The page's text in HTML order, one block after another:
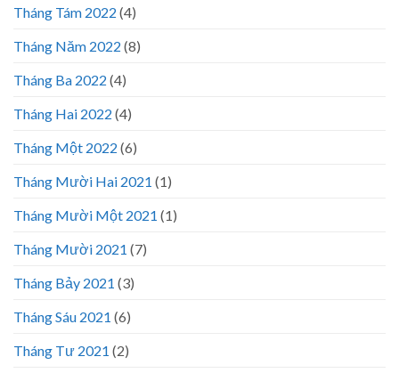
Tháng Tám 2022 (4)
Tháng Năm 2022 (8)
Tháng Ba 2022 (4)
Tháng Hai 2022 (4)
Tháng Một 2022 (6)
Tháng Mười Hai 2021 (1)
Tháng Mười Một 2021 (1)
Tháng Mười 2021 (7)
Tháng Bảy 2021 (3)
Tháng Sáu 2021 (6)
Tháng Tư 2021 (2)